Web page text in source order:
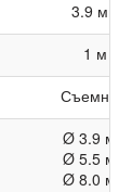
3.9 мм
1 м
Съемный
Ø 3.9 мм
Ø 5.5 мм
Ø 8.0 мм